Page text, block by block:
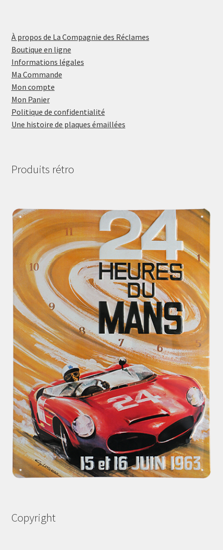
À propos de La Compagnie des Réclames
Boutique en ligne
Informations légales
Ma Commande
Mon compte
Mon Panier
Politique de confidentialité
Une histoire de plaques émaillées
Produits rétro
Copyright